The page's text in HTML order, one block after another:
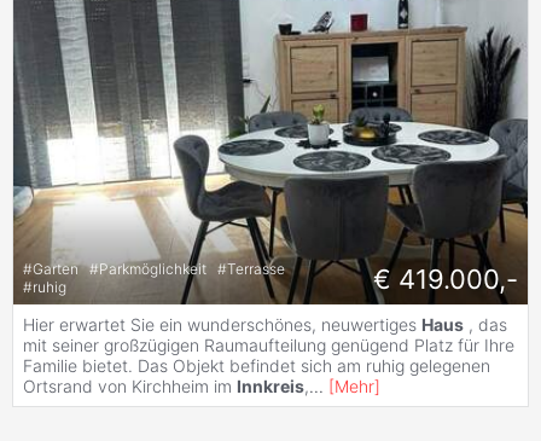
#Garten #Parkmöglichkeit #Terrasse
#ruhig € 419.000,-
Hier erwartet Sie ein wunderschönes, neuwertiges Haus , das
mit seiner großzügigen Raumaufteilung genügend Platz für Ihre
Familie bietet. Das Objekt befindet sich am ruhig gelegenen
Ortsrand von Kirchheim im Innkreis,... [Mehr]